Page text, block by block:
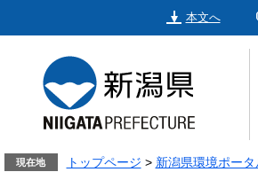
本文へ
現在地 トップページ > 新潟県環境ポータ